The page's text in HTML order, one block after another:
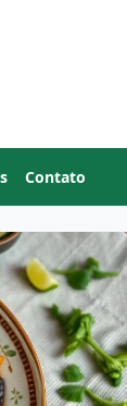
Contato